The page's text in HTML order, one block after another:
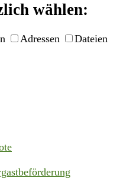
wählen:
Adressen Dateien